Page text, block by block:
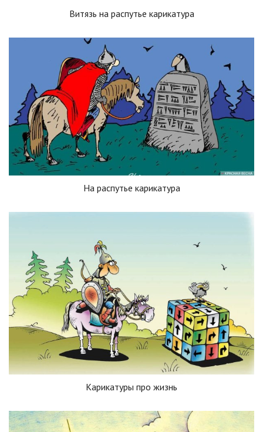
Витязь на распутье карикатура
На распутье карикатура
Карикатуры про жизнь